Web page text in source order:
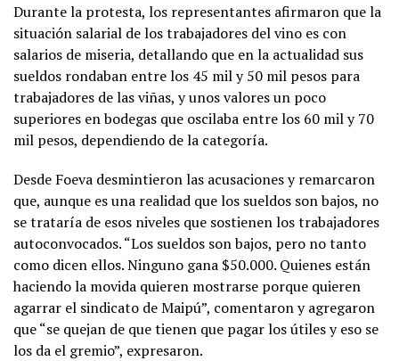
Durante la protesta, los representantes afirmaron que la
situación salarial de los trabajadores del vino es con
salarios de miseria, detallando que en la actualidad sus
sueldos rondaban entre los 45 mil y 50 mil pesos para
trabajadores de las viñas, y unos valores un poco
superiores en bodegas que oscilaba entre los 60 mil y 70
mil pesos, dependiendo de la categoría.
Desde Foeva desmintieron las acusaciones y remarcaron
que, aunque es una realidad que los sueldos son bajos, no
se trataría de esos niveles que sostienen los trabajadores
autoconvocados. “Los sueldos son bajos, pero no tanto
como dicen ellos. Ninguno gana $50.000. Quienes están
haciendo la movida quieren mostrarse porque quieren
agarrar el sindicato de Maipú”, comentaron y agregaron
que “se quejan de que tienen que pagar los útiles y eso se
los da el gremio”, expresaron.